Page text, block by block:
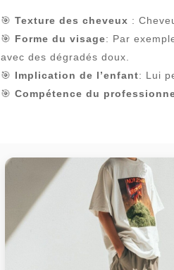
🎯Texture des cheveux :
🎯 Forme du visage: Par
avec des dégradés doux.
🎯 Implication de l’enfant: Lui
🎯Compétence du